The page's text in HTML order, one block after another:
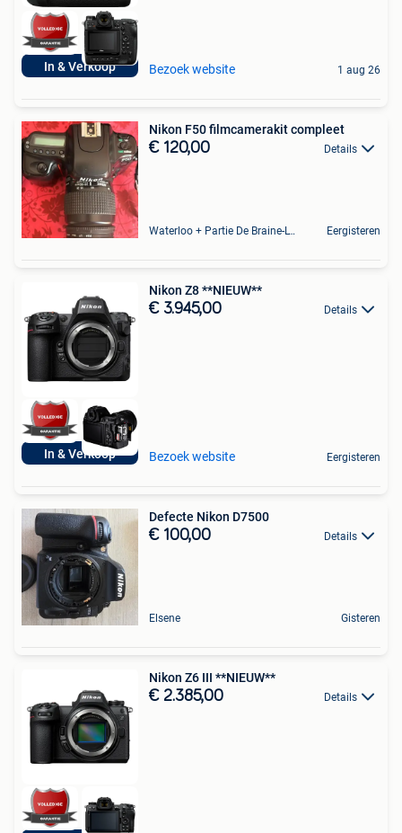
In & Verkoop Bezoek website 1 aug 26
Nikon F50 filmcamerakit compleet
€ 120,00 Details
Waterloo + Partie De Braine-L'Alleud, De Ohain Eergisteren
In & Verkoop
Nikon Z8 **NIEUW**
€ 3.945,00 Details
Bezoek website Eergisteren
Defecte Nikon D7500
€ 100,00 Details
Elsene Gisteren
Nikon Z6 III **NIEUW**
€ 2.385,00 Details